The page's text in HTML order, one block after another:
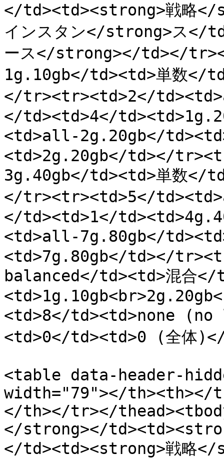
</td><td><strong>戦略
インスタン</strong>ス</
ース</strong></td></
1g.10gb</td><td>単数</
</tr><tr><td>2</
</td><td>4</
<td>all-2g.20gb</
<td>2g.20gb</td></
3g.40gb</td><td>単数</
</tr><tr><td>5</
</td><td>1</
<td>all-7g.80gb</
<td>7g.80gb</td></
balanced</td><td>混合
<td>8</td><td>none
<td>0</td><td>0 (全体
<table data-header-
width="79"></th><th></
</th></tr></
</strong></
</td><td><strong>戦略